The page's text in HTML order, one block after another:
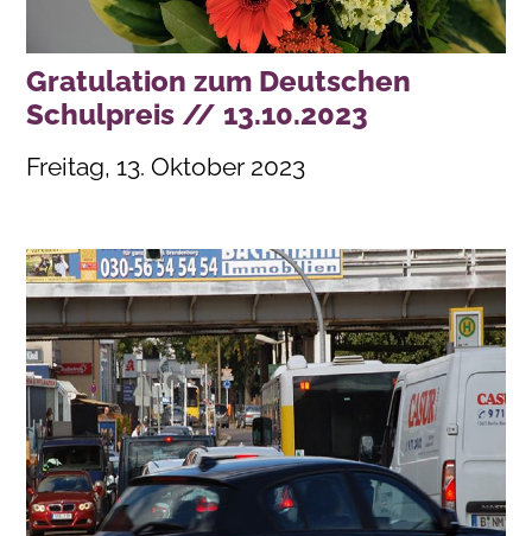
Gratulation zum Deutschen
Schulpreis // 13.10.2023
Freitag, 13. Oktober 2023